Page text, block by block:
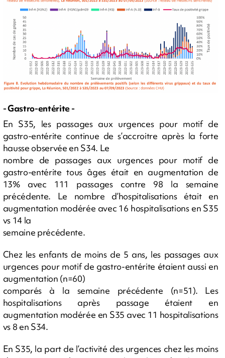
- Gastro-entérite -
En S35, les passages aux urgences pour motif de
gastro-entérite continue de s’accroitre après la forte
hausse observée en S34. Le
nombre de passages aux urgences pour motif de
gastro-entérite tous âges était en augmentation de
13% avec 111 passages contre 98 la semaine
précédente. Le nombre d’hospitalisations était en
augmentation modérée avec 16 hospitalisations en S35
vs 14 la
semaine précédente.
Chez les enfants de moins de 5 ans, les passages aux
urgences pour motif de gastro-entérite étaient aussi en
augmentation (n=60)
comparés à la semaine précédente (n=51). Les
hospitalisations après passage étaient en
augmentation modérée en S35 avec 11 hospitalisations
vs 8 en S34.
En S35, la part de l’activité des urgences chez les moins